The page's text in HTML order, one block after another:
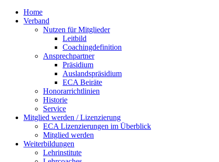
Home
Verband
Nutzen für Mitglieder
Leitbild
Coachingdefinition
Ansprechpartner
Präsidium
Auslandspräsidium
ECA Beiräte
Honorarrichtlinien
Historie
Service
Mitglied werden / Lizenzierung
ECA Lizenzierungen im Überblick
Mitglied werden
Weiterbildungen
Lehrinstitute